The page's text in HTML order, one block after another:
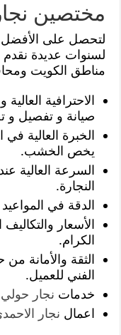
مختصين
لتحصل على الأفضل
لسنوات عديدة
مناطق الكويت
الاحترافية
صيانة و تفصيل و
الخبرة العالية في
يخص الخشب.
السرعة العالية
النجارة.
الدقة في المواعيد
الأسعار
الكرام.
الثقة والأمانة
الفني للعميل.
خدمات نجار حولي
اعمال نجار